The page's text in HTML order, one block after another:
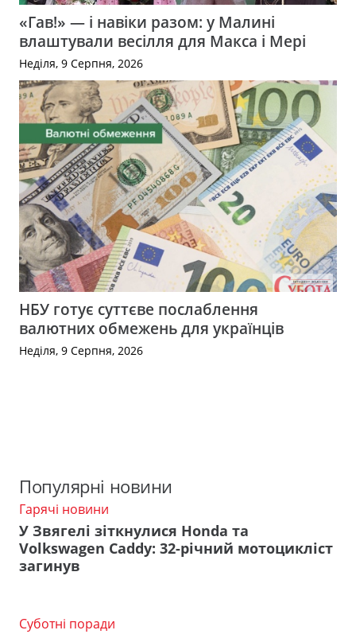
«Гав!» — і навіки разом: у Малині
влаштували весілля для Макса і Мері
Неділя, 9 Серпня, 2026
НБУ готує суттєве послаблення
валютних обмежень для українців
Неділя, 9 Серпня, 2026
Популярні новини
Гарячі новини
У Звягелі зіткнулися Honda та
Volkswagen Caddy: 32-річний мотоцикліст
загинув
Суботні поради